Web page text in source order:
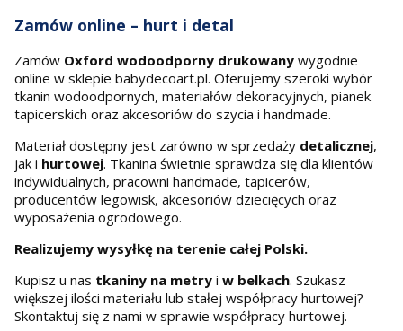
Zamów online – hurt i detal
Zamów Oxford wodoodporny drukowany wygodnie
online w sklepie babydecoart.pl. Oferujemy szeroki wybór
tkanin wodoodpornych, materiałów dekoracyjnych, pianek
tapicerskich oraz akcesoriów do szycia i handmade.
Materiał dostępny jest zarówno w sprzedaży detalicznej,
jak i hurtowej. Tkanina świetnie sprawdza się dla klientów
indywidualnych, pracowni handmade, tapicerów,
producentów legowisk, akcesoriów dziecięcych oraz
wyposażenia ogrodowego.
Realizujemy wysyłkę na terenie całej Polski.
Kupisz u nas tkaniny na metry i w belkach. Szukasz
większej ilości materiału lub stałej współpracy hurtowej?
Skontaktuj się z nami w sprawie współpracy hurtowej.